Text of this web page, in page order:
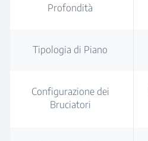
Profondità
Tipologia di Piano
Configurazione dei
Bruciatori